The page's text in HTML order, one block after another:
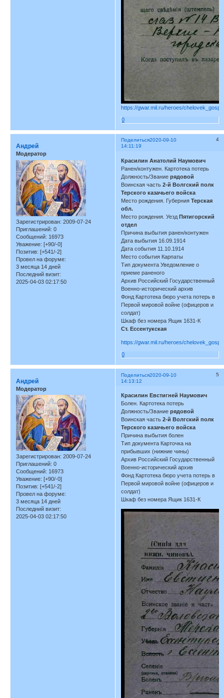
https://gwar.mil.ru/heroes/
0
Поделиться 4
2020-09-10
14:11:19
Андрей
Модератор
Зарегистрирован: 2009-07-24
Приглашений: 0
Сообщений: 16973
Уважение: [+90/-0]
Позитив: [+541/-2]
Провел на форуме:
3 месяца 14 дней
Последний визит:
2025-04-03 02:17:50
Красилин Анатолий Наумович
Ранен/контужен. Картотека потерь
Должность/Званиерядовой
Воинская часть2-й Волгский полк
Терского казачьего войска
Место рождения. ГубернияТерская
обл.
Место рождения. УездПятигорский
отдел
Причина выбытия ранен/контужен
Дата выбытия 16.09.1914
Дата события 11.10.1914
Место события Карпаты
Тип документа Уведомление о
приеме раненого
Архив Российский Государственный
Военно-исторический архив
Фонд Картотека бюро учета потерь в
Первой мировой войне (офицеров и
солдат)
Шкаф без номера Ящик 1631-К
Ст. Ессентукская
https://gwar.mil.ru/heroes/
0
Поделиться 5
2020-09-10
14:13:12
Андрей
Модератор
Зарегистрирован: 2009-07-24
Приглашений: 0
Сообщений: 16973
Уважение: [+90/-0]
Позитив: [+541/-2]
Провел на форуме:
3 месяца 14 дней
Последний визит:
2025-04-03 02:17:50
Красилин Евстигней Наумович
Болен. Картотека потерь
Должность/Званиерядовой
Воинская часть2-й Волгский полк
Терского казачьего войска
Причина выбытия болен
Тип документа Карточка на
прибывших (нижние чины)
Архив Российский Государственный
Военно-исторический архив
Фонд Картотека бюро учета потерь в
Первой мировой войне (офицеров и
солдат)
Шкаф без номера Ящик 1631-К